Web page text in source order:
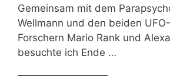
Gemeinsam mit dem
Wellmann und den beiden
Forschern Mario Rank und
besuchte ich Ende …